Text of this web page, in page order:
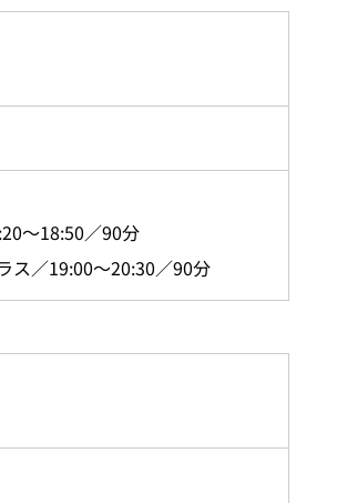
～18:50／90分
ス／19:00～20:30／90分